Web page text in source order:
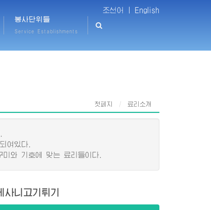
조선어 | English
봉사단위들
Service Establishments
첫페지 료리소개
여있다.
와 기호에 맞는 료리들이다.
사니고기튀기